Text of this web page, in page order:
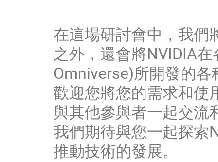
在這場研討會中，我們
之外，還會將NVIDIA
Omniverse)所開發的
歡迎您將您的需求和使
與其他參與者一起交流
我們期待與您一起探索
推動技術的發展。